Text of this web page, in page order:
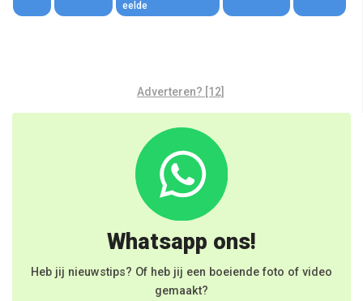
eelde
Adverteren? [12]
Whatsapp ons!
Heb jij nieuwstips? Of heb jij een boeiende foto of video
gemaakt?